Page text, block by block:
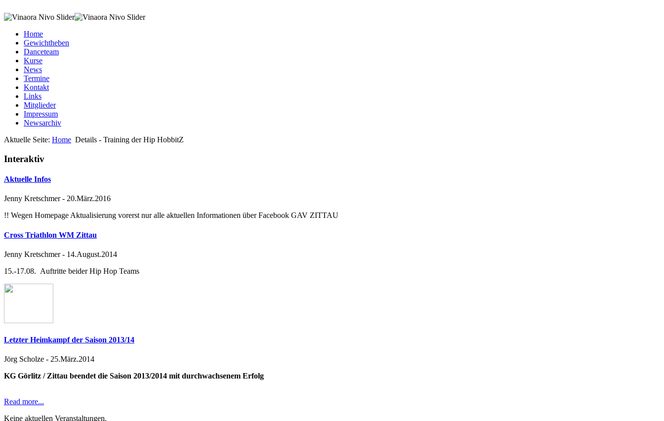
Home
Gewichtheben
Danceteam
Kurse
News
Termine
Kontakt
Links
Mitglieder
Impressum
Newsarchiv
Aktuelle Seite: Home Details - Training der Hip HobbitZ
Interaktiv
Aktuelle Infos
Jenny Kretschmer- 20.März.2016
!! Wegen Homepage Aktualisierung vorerst nur alle aktuellen Informationen über Facebook GAV ZITTAU
Cross Triathlon WM Zittau
Jenny Kretschmer- 14.August.2014
15.-17.08. Auftritte beider Hip Hop Teams
Letzter Heimkampf der Saison 2013/14
Jörg Scholze - 25.März.2014
KG Görlitz / Zittau beendet die Saison 2013/2014 mit durchwachsenem Erfolg
Read more...
Keine aktuellen Veranstaltungen.